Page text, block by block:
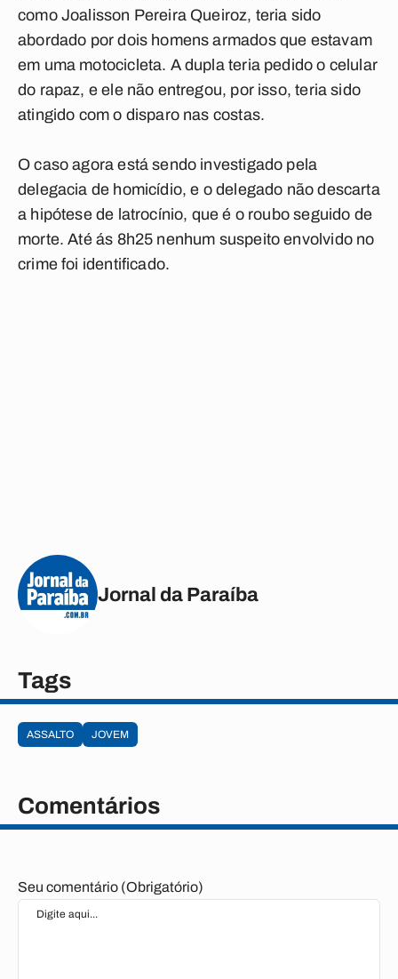
como Joalisson Pereira Queiroz, teria sido
abordado por dois homens armados que estavam
em uma motocicleta. A dupla teria pedido o celular
do rapaz, e ele não entregou, por isso, teria sido
atingido com o disparo nas costas.
O caso agora está sendo investigado pela
delegacia de homicídio, e o delegado não descarta
a hipótese de latrocínio, que é o roubo seguido de
morte. Até ás 8h25 nenhum suspeito envolvido no
crime foi identificado.
Jornal da Paraíba
Tags
ASSALTO JOVEM
Comentários
Seu comentário (Obrigatório)